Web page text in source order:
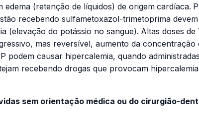
(retenção de líquidos) de origem cardíaca.
recebendo sulfametoxazol-trimetoprima
(elevação do potássio no sangue). Altas doses
mas reversível, aumento da concentração
causar hipercalemia, quando
recebendo drogas que provocam
sem orientação médica ou do cirurgião-